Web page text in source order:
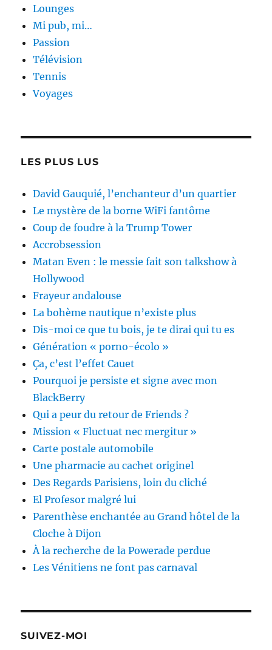
Lounges
Mi pub, mi…
Passion
Télévision
Tennis
Voyages
LES PLUS LUS
David Gauquié, l’enchanteur d’un quartier
Le mystère de la borne WiFi fantôme
Coup de foudre à la Trump Tower
Accrobsession
Matan Even : le messie fait son talkshow à
Hollywood
Frayeur andalouse
La bohème nautique n’existe plus
Dis-moi ce que tu bois, je te dirai qui tu es
Génération « porno-écolo »
Ça, c’est l’effet Cauet
Pourquoi je persiste et signe avec mon
BlackBerry
Qui a peur du retour de Friends ?
Mission « Fluctuat nec mergitur »
Carte postale automobile
Une pharmacie au cachet originel
Des Regards Parisiens, loin du cliché
El Profesor malgré lui
Parenthèse enchantée au Grand hôtel de la
Cloche à Dijon
À la recherche de la Powerade perdue
Les Vénitiens ne font pas carnaval
SUIVEZ-MOI